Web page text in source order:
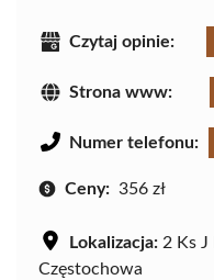
Czytaj opinie:
Strona www:
Numer telefonu:
Ceny: 356 zł
Lokalizacja: 2 Ks J
Częstochowa